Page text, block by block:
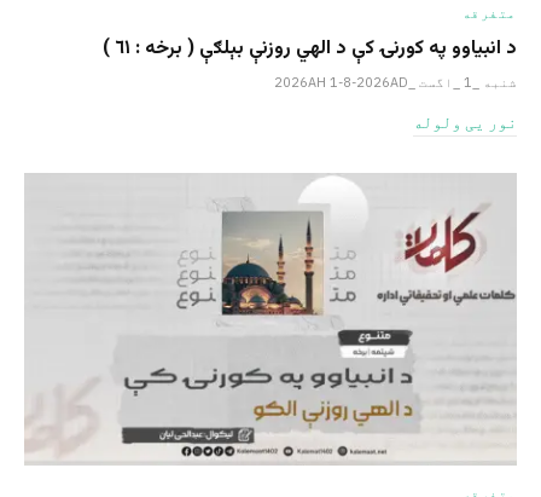
متفرقه
د انبیاوو په کورنۍ کې د الهي روزنې بېلګې ( برخه : ٦١ )
شنبه _1 _اگست _2026AH 1-8-2026AD
نور یی ولوله